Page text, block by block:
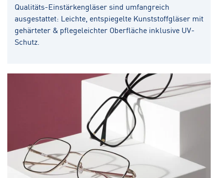
Qualitäts-Einstärkengläser sind umfangreich
ausgestattet: Leichte, entspiegelte Kunststoffgläser mit
gehärteter & pflegeleichter Oberfläche inklusive UV-
Schutz.